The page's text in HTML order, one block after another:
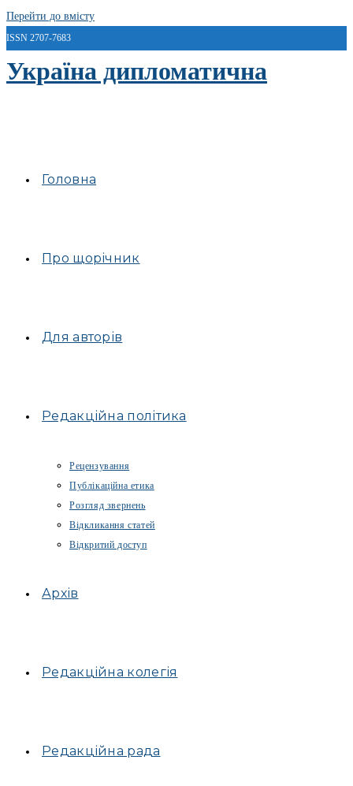
Перейти до вмісту
ISSN 2707-7683
Україна дипломатична
Головна
Про щорічник
Для авторів
Редакційна політика
Рецензування
Публікаційна етика
Розгляд звернень
Відкликання статей
Відкритий доступ
Архів
Редакційна колегія
Редакційна рада